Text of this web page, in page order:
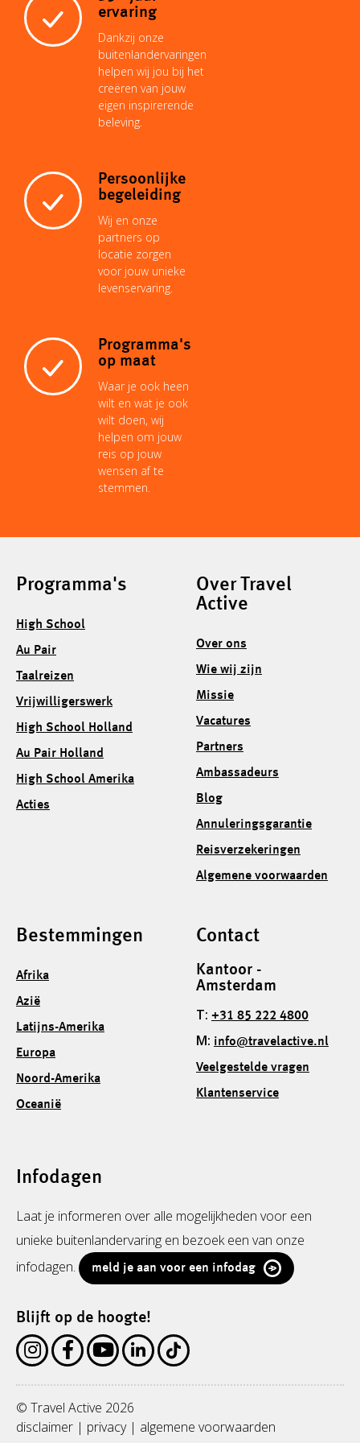
i A
p
p
ervaring
Dankzij onze
buitenlandervaringen
helpen wij jou bij het
creëren van jouw
eigen inspirerende
beleving.
Persoonlijke
begeleiding
Wij en onze
partners op
locatie zorgen
voor jouw unieke
levenservaring.
Programma's
op maat
Waar je ook heen
wilt en wat je ook
wilt doen, wij
helpen om jouw
reis op jouw
wensen af te
stemmen.
Programma's
High School
Au Pair
Taalreizen
Vrijwilligerswerk
High School Holland
Au Pair Holland
High School Amerika
Acties
Over Travel
Active
Over ons
Wie wij zijn
Missie
Vacatures
Partners
Ambassadeurs
Blog
Annuleringsgarantie
Reisverzekeringen
Algemene voorwaarden
Bestemmingen
Afrika
Azië
Latijns-Amerika
Europa
Noord-Amerika
Oceanië
Contact
Kantoor -
Amsterdam
T: +31 85 222 4800
M: info@travelactive.nl
Veelgestelde vragen
Klantenservice
Infodagen
Laat je informeren over alle mogelijkheden voor een
unieke buitenlandervaring en bezoek een van onze
infodagen.
meld je aan voor een infodag
Blijft op de hoogte!
© Travel Active 2026
disclaimer | privacy| algemene voorwaarden